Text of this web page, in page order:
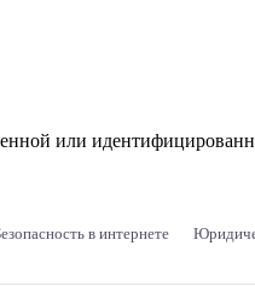
или
в интернете